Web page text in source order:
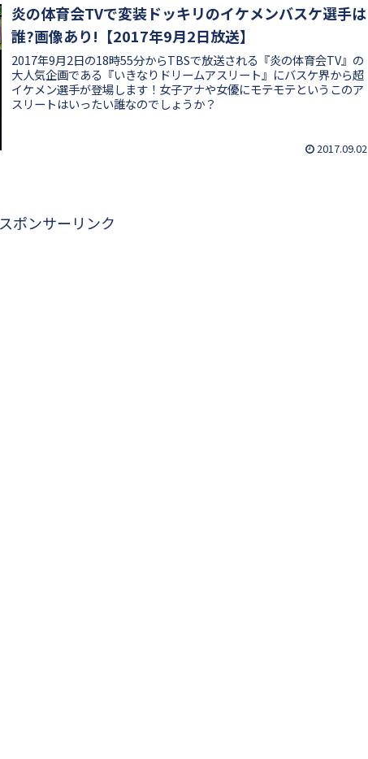
炎の体育会TVで変装ドッキリのイケメンバスケ選手は
誰?画像あり!【2017年9月2日放送】
2017年9月2日の18時55分からTBSで放送される『炎の体育会TV』の
大人気企画である『いきなりドリームアスリート』にバスケ界から超
イケメン選手が登場します！女子アナや女優にモテモテというこのア
スリートはいったい誰なのでしょうか？
2017.09.02
スポンサーリンク